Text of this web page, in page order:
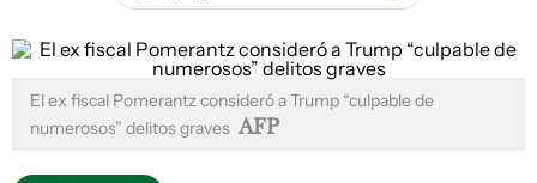
El ex fiscal Pomerantz consideró a Trump “culpable de
numerosos” delitos graves AFP